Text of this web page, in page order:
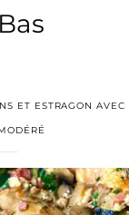
ET ESTRAGON AVEC